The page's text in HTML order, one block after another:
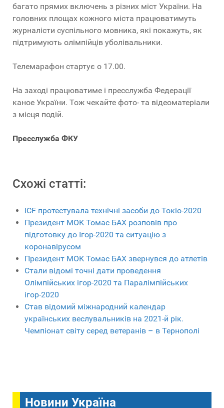
багато прямих включень з різних міст України. На
головних площах кожного міста працюватимуть
журналісти суспільного мовника, які покажуть, як
підтримують олімпійців уболівальники.
Телемарафон стартує о 17.00.
На заході працюватиме і пресслужба Федерації
каное України. Тож чекайте фото- та відеоматеріали
з місця подій.
Пресслужба ФКУ
Схожі статті:
ICF протестувала технічні засоби до Токіо-2020
Президент МОК Томас БАХ розповів про
підготовку до Ігор-2020 та ситуацію з
коронавірусом
Президент МОК Томас БАХ звернувся до атлетів
Стали відомі точні дати проведення
Олімпійських ігор-2020 та Паралімпійських
ігор-2020
Став відомий міжнародний календар
українських веслувальників на 2021-й рік.
Чемпіонат світу серед ветеранів – в Тернополі
Новини Україна